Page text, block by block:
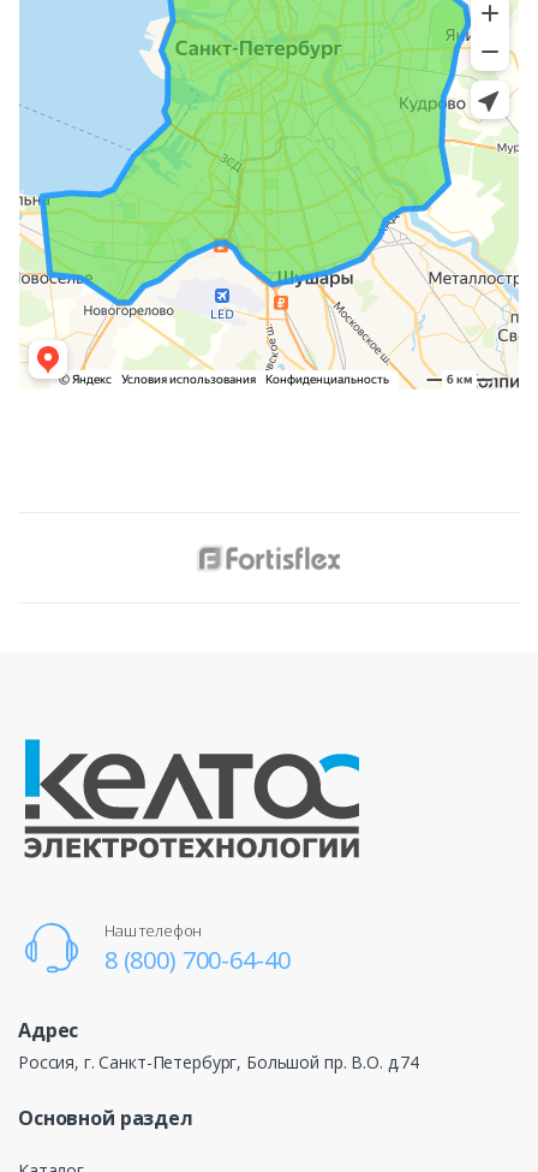
Наш телефон
8 (800) 700-64-40
Адрес
Россия, г. Санкт-Петербург, Большой пр. В.О. д.74
Основной раздел